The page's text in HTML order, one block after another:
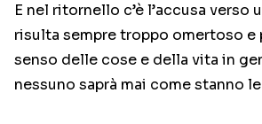
E nel ritornello c’è l’accusa verso
risulta sempre troppo omertoso e
senso delle cose e della vita in
nessuno saprà mai come stanno